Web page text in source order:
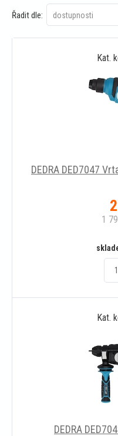
Řadit dle:
Kat.
DEDRA DED7047
1
Kat.
DEDRA